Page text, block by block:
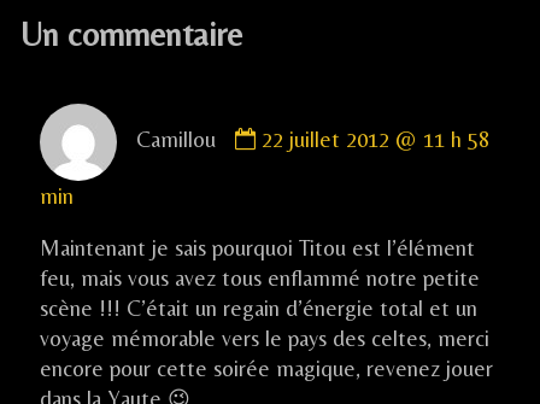
de
Un commentaire
Camillou
by
22 juillet 2012 @ 11 h 58
min
Maintenant je sais pourquoi Titou est l’élément
feu, mais vous avez tous enflammé notre petite
scène !!! C’était un regain d’énergie total et un
voyage mémorable vers le pays des celtes, merci
encore pour cette soirée magique, revenez jouer
dans la Yaute 😉